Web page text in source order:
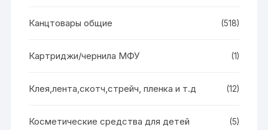
Канцтовары общие (518)
Картриджи/чернила МФУ (1)
Клея,лента,скотч,стрейч, пленка и т.д (12)
Косметические средства для детей (5)